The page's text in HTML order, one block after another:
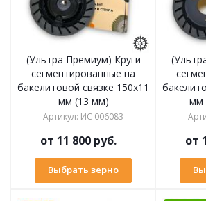
(Ультра Премиум) Круги
сегментированные на
бакелитовой связке 150х11
мм (13 мм)
Артикул: ИС 006083
от 11 800 руб.
Выбрать зерно
мм
от